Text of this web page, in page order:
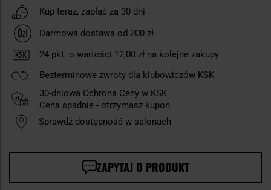
Kup teraz, zapłać za 30 dni
Darmowa dostawa od 200 zł
24 pkt. o wartości 12,00 zł na kolejne zakupy
Bezterminowe zwroty dla klubowiczów KSK
30-dniowa Ochrona Ceny w KSK
Cena spadnie - otrzymasz kupon
Sprawdź dostępność w salonach
ZAPYTAJ O PRODUKT